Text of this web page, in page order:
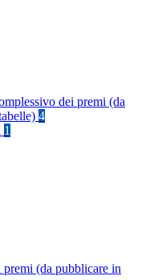
dei premi (da
4
1
(da pubblicare in